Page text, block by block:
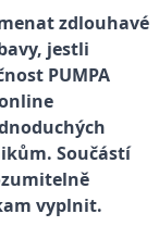
zdlouhavé
jestli
PUMPA
Součástí
vyplnit.